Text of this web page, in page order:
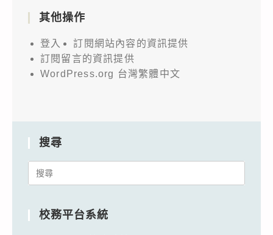
其他操作
登入
訂閱網站內容的資訊提供
訂閱留言的資訊提供
WordPress.org 台灣繁體中文
搜尋
Search
校務平台系統